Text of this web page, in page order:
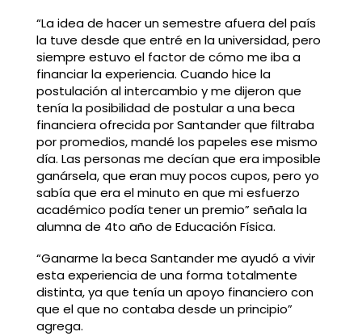
“La idea de hacer un semestre afuera del país
la tuve desde que entré en la universidad, pero
siempre estuvo el factor de cómo me iba a
financiar la experiencia. Cuando hice la
postulación al intercambio y me dijeron que
tenía la posibilidad de postular a una beca
financiera ofrecida por Santander que filtraba
por promedios, mandé los papeles ese mismo
día. Las personas me decían que era imposible
ganársela, que eran muy pocos cupos, pero yo
sabía que era el minuto en que mi esfuerzo
académico podía tener un premio” señala la
alumna de 4to año de Educación Física.
“Ganarme la beca Santander me ayudó a vivir
esta experiencia de una forma totalmente
distinta, ya que tenía un apoyo financiero con
que el que no contaba desde un principio”
agrega.